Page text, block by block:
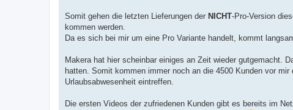
Somit gehen die letzten Lieferungen der NICHT-Pro-Version
kommen werden.
Da es sich bei mir um eine Pro Variante handelt, kommt
Makera hat hier scheinbar einiges an Zeit wieder gutgemacht.
hatten. Somit kommen immer noch an die 4500 Kunden vor
Urlaubsabwesenheit eintreffen.
Die ersten Videos der zufriedenen Kunden gibt es bereits im